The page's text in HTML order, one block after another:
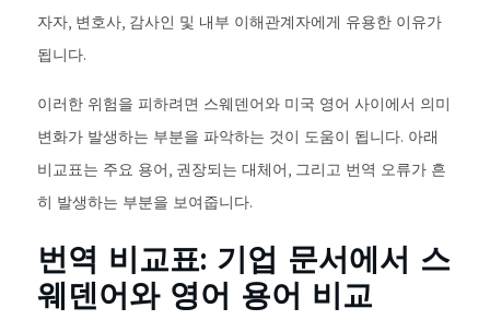
자자, 변호사, 감사인 및 내부 이해관계자에게 유용한 이유가
됩니다.
이러한 위험을 피하려면 스웨덴어와 미국 영어 사이에서 의미
변화가 발생하는 부분을 파악하는 것이 도움이 됩니다. 아래
비교표는 주요 용어, 권장되는 대체어, 그리고 번역 오류가 흔
히 발생하는 부분을 보여줍니다.
번역 비교표: 기업 문서에서 스
웨덴어와 영어 용어 비교